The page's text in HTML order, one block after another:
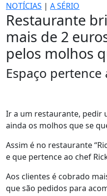
NOTÍCIAS | A SÉRIO
Restaurante
mais de 2
pelos molhos
Espaço pertence
Ir a um restaurante, pedir
ainda os molhos que se
Assim é no restaurante
e que pertence ao chef
Aos clientes é cobrado
que são pedidos para